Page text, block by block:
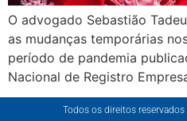
O advogado Sebastião
as mudanças temporárias
período de pandemia
Nacional de Registro
Todos os direitos